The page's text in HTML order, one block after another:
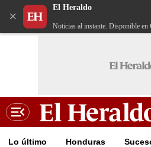
×
El Heraldo
Noticias al instante. Disponible en
Lo último Honduras